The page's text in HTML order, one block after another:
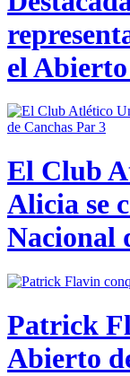
el
El Club
Alicia se
Nacional
Patrick
Abierto